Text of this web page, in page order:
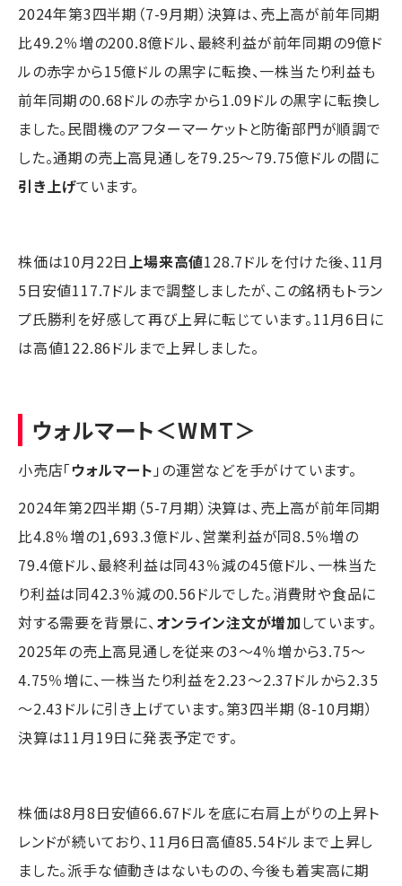
2024年第3四半期（7-9月期）決算は、売上高が前年同期
比49.2％増の200.8億ドル、最終利益が前年同期の9億ド
ルの赤字から15億ドルの黒字に転換、一株当たり利益も
前年同期の0.68ドルの赤字から1.09ドルの黒字に転換し
ました。民間機のアフターマーケットと防衛部門が順調で
した。通期の売上高見通しを79.25～79.75億ドルの間に
引き上げています。
株価は10月22日上場来高値128.7ドルを付けた後、11月
5日安値117.7ドルまで調整しましたが、この銘柄もトラン
プ氏勝利を好感して再び上昇に転じています。11月6日に
は高値122.86ドルまで上昇しました。
ウォルマート＜WMT＞
小売店「ウォルマート 」の運営などを手がけています。
2024年第2四半期（5-7月期）決算は、売上高が前年同期
比4.8％増の1,693.3億ドル、営業利益が同8.5％増の
79.4億ドル、最終利益は同43％減の45億ドル、一株当た
り利益は同42.3％減の0.56ドルでした。消費財や食品に
対する需要を背景に、オンライン注文が増加しています。
2025年の売上高見通しを従来の3～4％増から3.75～
4.75％増に、一株当たり利益を2.23～2.37ドルから2.35
～2.43ドルに引き上げています。第3四半期（8-10月期）
決算は11月19日に発表予定です。
株価は8月8日安値66.67ドルを底に右肩上がりの上昇ト
レンドが続いており、11月6日高値85.54ドルまで上昇し
ました。派手な値動きはないものの、今後も着実高に期